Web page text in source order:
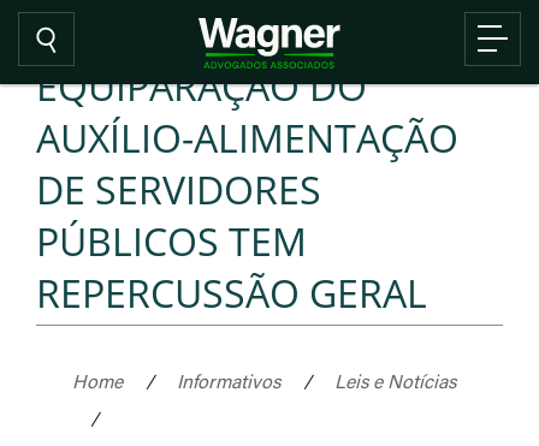
EQUIPARAÇÃO DO
AUXÍLIO-ALIMENTAÇÃO
DE SERVIDORES
PÚBLICOS TEM
REPERCUSSÃO GERAL
Home / Informativos /
Leis e Notícias
/